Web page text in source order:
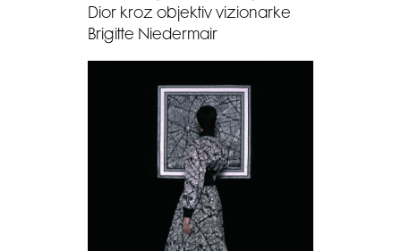
Dior kroz objektiv vizionarke
Brigitte Niedermair